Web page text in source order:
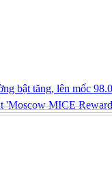
bật tăng, lên mốc
'Moscow MICE